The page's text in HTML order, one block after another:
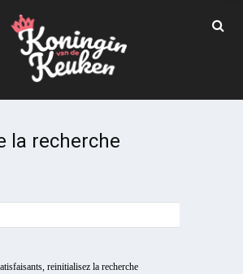
la recherche
reinitialisez la recherche